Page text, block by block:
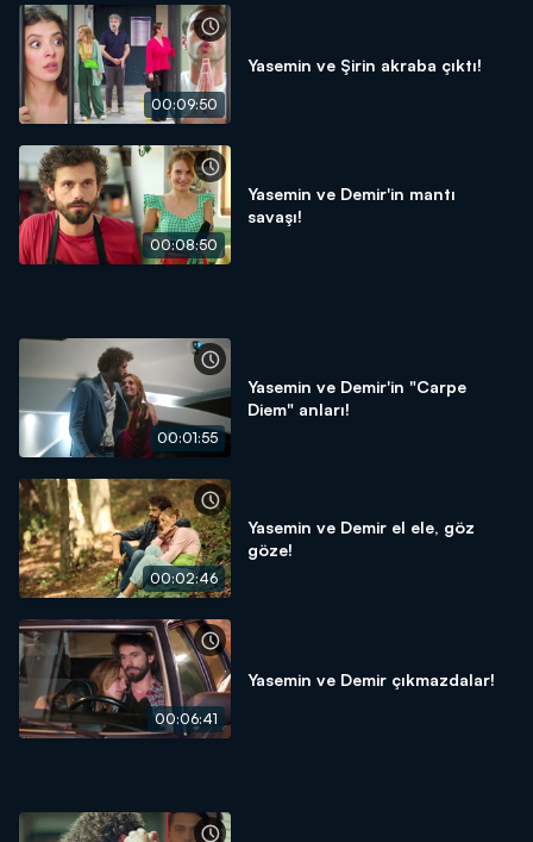
00:09:50
Yasemin ve Şirin akraba çıktı!
00:08:50
Yasemin ve Demir'in mantı
savaşı!
00:01:55
Yasemin ve Demir'in "Carpe
Diem" anları!
00:02:46
Yasemin ve Demir el ele, göz
göze!
00:06:41
Yasemin ve Demir çıkmazdalar!